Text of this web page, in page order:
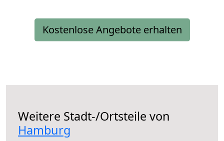
Kostenlose Angebote erhalten
Weitere Stadt-/Ortsteile von
Hamburg